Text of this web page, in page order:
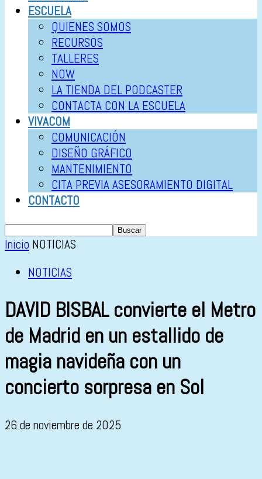
ESCUELA
QUIENES SOMOS
RECURSOS
TALLERES
NOW
LA TIENDA DEL PODCASTER
CONTACTA CON LA ESCUELA
VIVACOM
COMUNICACIÓN
DISEÑO GRÁFICO
MANTENIMIENTO
CITA PREVIA ASESORAMIENTO DIGITAL
CONTACTO
Inicio NOTICIAS
NOTICIAS
DAVID BISBAL convierte el Metro
de Madrid en un estallido de
magia navideña con un
concierto sorpresa en Sol
26 de noviembre de 2025